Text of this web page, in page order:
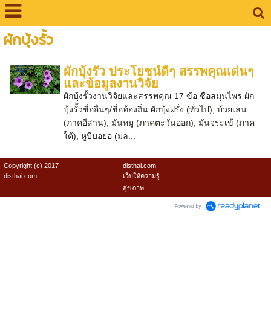
ผักบุ้งรั้ว
ผักบุ้งรั้ว ประโยชน์ดีๆ สรรพคุณเด่นๆ
และข้อมูลงานวิจัย
ผักบุ้งรั้วงานวิจัยและสรรพคุณ 17 ข้อ ชื่อสมุนไพร ผัก
บุ้งรั้วชื่ออื่นๆ/ชื่อท้องถิ่น ผักบุ้งฝรั่ง (ทั่วไป), บ้วยเลน
(ภาคอีสาน), มันหมู (ภาคตะวันออก), มันจระเข้ (ภาค
ใต้), หูบีบอยอ (มล...
Copyright (c) 2017
disthai.com
disthai.com
เว็บให้ความรู้
สุขภาพ